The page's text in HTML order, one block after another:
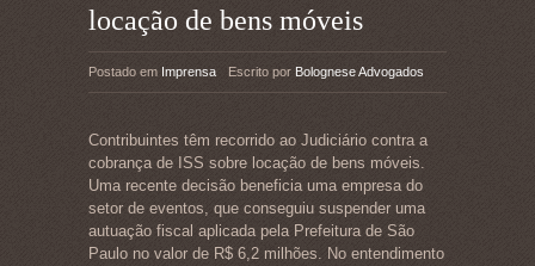
locação de bens móveis
Postado em Imprensa Escrito por Bolognese Advogados
Contribuintes têm recorrido ao Judiciário contra a
cobrança de ISS sobre locação de bens móveis.
Uma recente decisão beneficia uma empresa do
setor de eventos, que conseguiu suspender uma
autuação fiscal aplicada pela Prefeitura de São
Paulo no valor de R$ 6,2 milhões. No entendimento